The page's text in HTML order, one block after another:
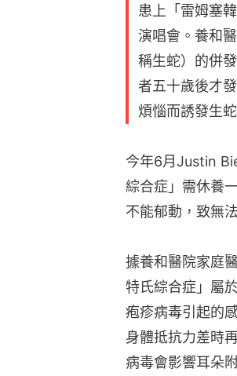
患上「雷姆塞
演唱會。養和
稱生蛇）的併
者五十歲後才
煩惱而誘發生
今年6月Justin
綜合症」需休養
不能郁動，致無
據養和醫院家庭
特氏綜合症」屬
疱疹病毒引起的
身體抵抗力差時
病毒會影響耳朵